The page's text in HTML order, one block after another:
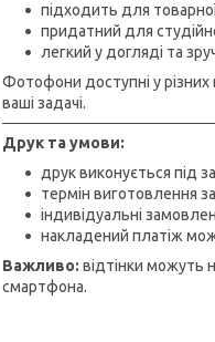
підходить для
придатний для
легкий у догляді та
Фотофони доступні у різних
ваші задачі.
Друк та умови:
друк виконується під
термін виготовлення
індивідуальні
накладений платіж
Важливо: відтінки можуть
смартфона.